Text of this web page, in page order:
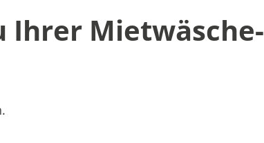
Ihrer Mietwäsche-